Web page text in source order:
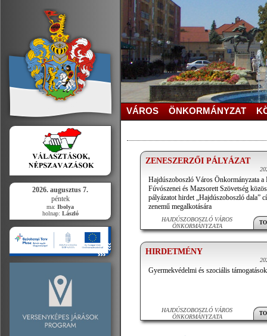
2026. augusztus 7.
péntek
ma: Ibolya
holnap: László
VÁROS ÖNKORMÁNYZAT
ZENESZERZŐI PÁLYÁZAT
Hajdúszoboszló Város Önkormányzata a
Fúvószenei és Mazsorett Szövetség közös
pályázatot hirdet „Hajdúszoboszló dala”
zenemű megalkotására
HAJDÚSZOBOSZLÓ VÁROS
ÖNKORMÁNYZATA
HIRDETMÉNY
Gyermekvédelmi és szociális
HAJDÚSZOBOSZLÓ VÁROS
ÖNKORMÁNYZATA